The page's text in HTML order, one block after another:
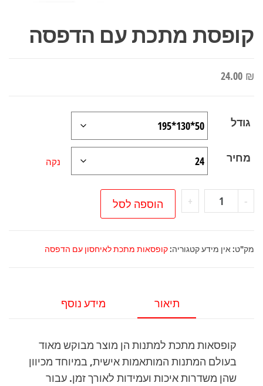
קופסת מתכת עם הדפסה
24.00 ₪
גודל
מחיר נקה
-
כמות
של
מתכת
+ הוספה לסל
מק"ט:אין מידעקטגוריה:קופסאות מתכת לאיחסון עם הדפסה
תיאור מידע נוסף
קופסאות מתכת למתנות הן מוצר מבוקש מאוד
בעולם המתנות המותאמות אישית, במיוחד מכיוון
שהן משדרות איכות ועמידות לאורך זמן. עבור